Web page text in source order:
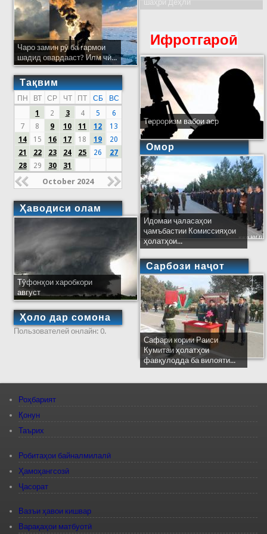
Чаро замин рӯ ба гармои
шадид овардааст? Илм чӣ...
Тақвим
ПН ВТ СР ЧТ ПТ СБ
ВС
1
2 3 4 5
6
7
8 9 10 11 12
13
14
15 16 17 18 19
20
21
22 23 24 25 26
27
28
29 30 31
October 2024
Ҳаводиси олам
Тӯфонҳои харобкори
август
Ҳоло дар сомона
Пользователей онлайн: 0.
шаҳри Деҳлӣ
Ифротгароӣ
Терроризм вабои аср
Омор
Идомаи ҷаласаҳои
ҷамъбастии Комиссияҳои
ҳолатҳои...
Сарбози наҷот
Сафари кории Раиси
Кумитаи ҳолатҳои
фавқулодда ба вилояти...
Роҳбарият
Қонун
Таърих
Робитаҳои байналмилалӣ
Ҳамоҳангсозӣ
Ҷасорат
Вазъи ҳавои кишвар
Варақаҳои матбуотӣ